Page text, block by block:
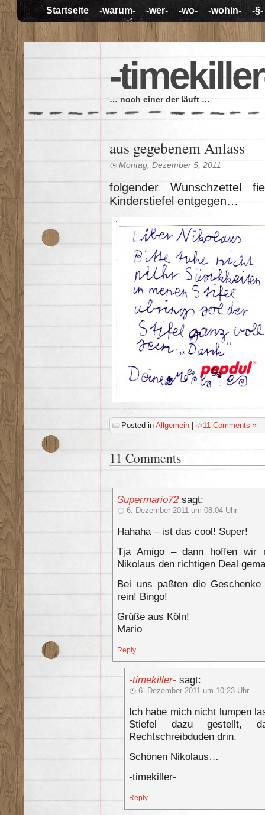
Startseite -warum- -wer- -wo- -wohin- -§-
-
… noch einer der läuft …
aus gegebenem Anlass
Montag, Dezember 5, 2011
folgender Wunschzettel
Kinderstiefel entgegen…
Posted in Allgemein | 11 Comments »
11 Comments
Supermario72 sagt:
6. Dezember 2011 um 08:04 Uhr
Hahaha – ist das cool! Super!
Tja Amigo – dann hoffen
Nikolaus den richtigen Deal
Bei uns paßten die
rein! Bingo!
Grüße aus Köln!
Mario
Reply
-timekiller- sagt:
6. Dezember 2011 um 10:23 Uhr
Ich habe mich nicht lumpen
Stiefel dazu gestellt,
Rechtschreibduden drin.
Schönen Nikolaus…
-timekiller-
Reply